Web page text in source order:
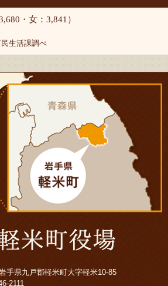
・女：3,841）
生活課調べ
手県九戸郡軽米町大字軽米10-85
2111